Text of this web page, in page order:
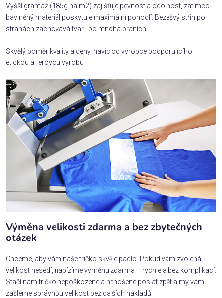
Vyšší gramáž (185g na m2) zajišťuje pevnost a odolnost, zatímco
bavlněný materiál poskytuje maximální pohodlí. Bezešvý střih po
stranách zachovává tvar i po mnoha praních.
Skvělý poměr kvality a ceny, navíc od výrobce podporujícího
etickou a férovou výrobu
Výměna velikosti zdarma a bez zbytečných
otázek
Chceme, aby vám naše tričko skvěle padlo. Pokud vám zvolená
velikost nesedí, nabízíme výměnu zdarma – rychle a bez komplikací.
Stačí nám tričko nepoškozené a nenošené poslat zpět a my vám
zašleme správnou velikost bez dalších nákladů.